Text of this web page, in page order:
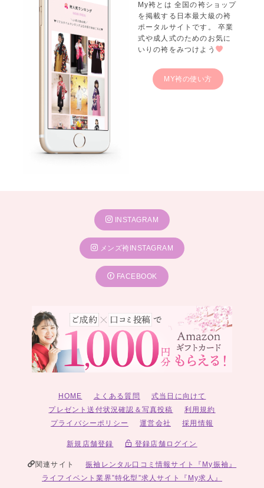
My袴とは 全国の袴ショップ
を掲載する日本最大級の袴
ポータルサイトです。 卒業
式や成人式のためのお気に
いりの袴をみつけよう
MY袴の使い方
INSTAGRAM
メンズ袴INSTAGRAM
FACEBOOK
HOME よくある質問
式当日に向けて
プレゼント送付状況確認＆写真投稿
利用規約
プライバシーポリシー
運営会社 採用情報
新規店舗登録 登録店舗ログイン
関連サイト
振袖レンタル口コミ情報サイト『My振袖』
ライフイベント業界”特化型”求人サイト『My求人』